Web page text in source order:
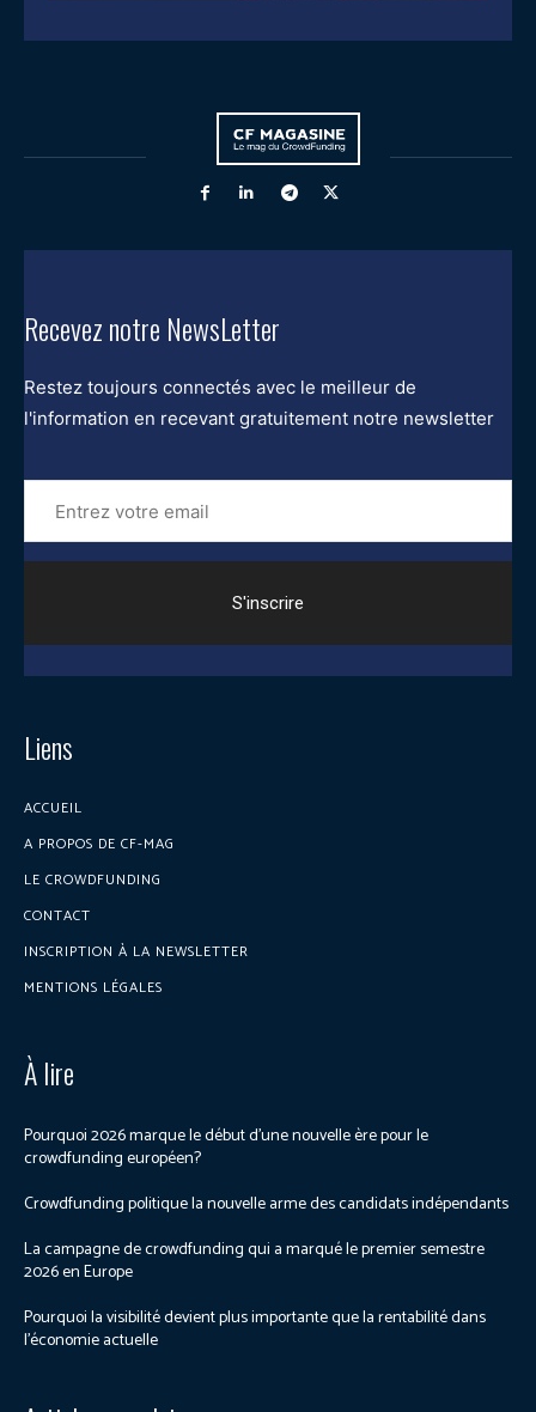
Recevez notre NewsLetter
Restez toujours connectés avec le meilleur de
l'information en recevant gratuitement notre newsletter
Entrez
votre
email
Liens
ACCUEIL
A PROPOS DE CF-MAG
LE CROWDFUNDING
CONTACT
INSCRIPTION À LA NEWSLETTER
MENTIONS LÉGALES
À lire
Pourquoi 2026 marque le début d’une nouvelle ère pour le
crowdfunding européen?
Crowdfunding politique la nouvelle arme des candidats indépendants
La campagne de crowdfunding qui a marqué le premier semestre
2026 en Europe
Pourquoi la visibilité devient plus importante que la rentabilité dans
l’économie actuelle